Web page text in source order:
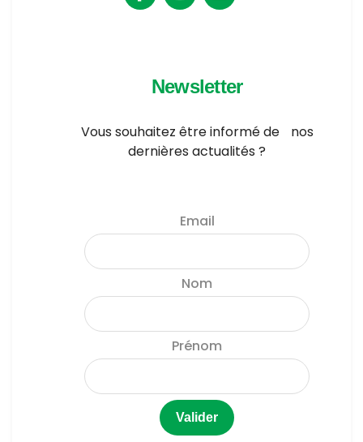
Newsletter
Vous souhaitez être informé de nos
dernières actualités ?
Email
Nom
Prénom